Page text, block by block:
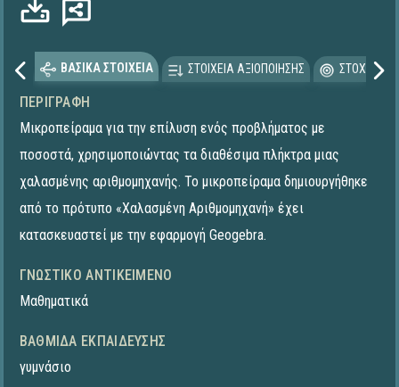
ΒΑΣΙΚΑ ΣΤΟΙΧΕΙΑ ΣΤΟΙΧΕΙΑ ΑΞΙΟΠΟΙΗΣΗΣ
ΠΕΡΙΓΡΑΦΉ
Μικροπείραμα για την επίλυση ενός προβλήματος με
ποσοστά, χρησιμοποιώντας τα διαθέσιμα πλήκτρα μιας
χαλασμένης αριθμομηχανής. To μικροπείραμα δημιουργήθηκε
από το πρότυπο «Χαλασμένη Αριθμομηχανή» έχει
κατασκευαστεί με την εφαρμογή Geogebra.
ΓΝΩΣΤΙΚΌ ΑΝΤΙΚΕΊΜΕΝΟ
Μαθηματικά
ΒΑΘΜΊΔΑ ΕΚΠΑΊΔΕΥΣΗΣ
γυμνάσιο